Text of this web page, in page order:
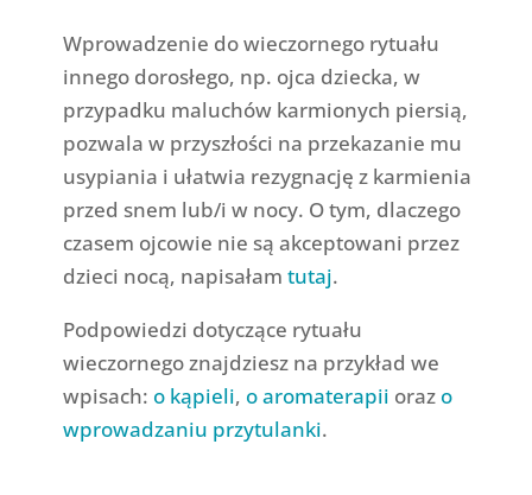
Wprowadzenie do wieczornego rytuału
innego dorosłego, np. ojca dziecka, w
przypadku maluchów karmionych piersią,
pozwala w przyszłości na przekazanie mu
usypiania i ułatwia rezygnację z karmienia
przed snem lub/i w nocy. O tym, dlaczego
czasem ojcowie nie są akceptowani przez
dzieci nocą, napisałamtutaj.
Podpowiedzi dotyczące rytuału
wieczornego znajdziesz na przykład we
wpisach: o kąpieli, o aromaterapii oraz o
wprowadzaniu przytulanki.